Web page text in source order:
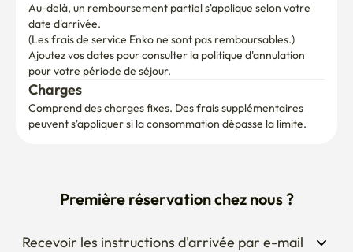
Au-delà, un remboursement partiel s'applique selon votre
date d'arrivée.
(Les frais de service Enko ne sont pas remboursables.)
Ajoutez vos dates pour consulter la politique d'annulation
pour votre période de séjour.
Charges
Comprend des charges fixes. Des frais supplémentaires
peuvent s'appliquer si la consommation dépasse la limite.
Première réservation chez nous ?
Recevoir les instructions d'arrivée par e-mail